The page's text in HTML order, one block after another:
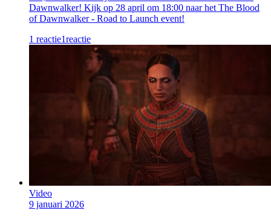
Dawnwalker! Kijk op 28 april om 18:00 naar het The Blood
of Dawnwalker - Road to Launch event!
1 reactie1reactie
Video
9 januari 2026